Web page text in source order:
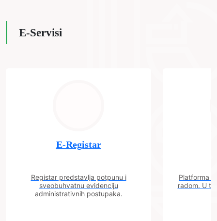
E-Servisi
E-Registar
Registar predstavlja potpunu i
sveobuhvatnu evidenciju
administrativnih postupaka.
Platforma
radom. U